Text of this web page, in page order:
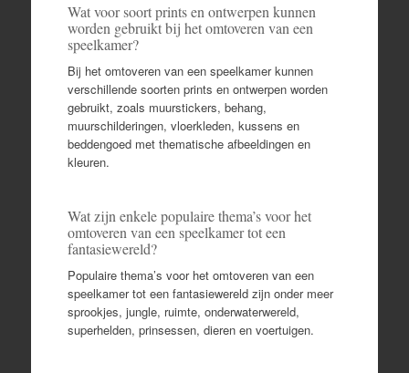
Wat voor soort prints en ontwerpen kunnen
worden gebruikt bij het omtoveren van een
speelkamer?
Bij het omtoveren van een speelkamer kunnen
verschillende soorten prints en ontwerpen worden
gebruikt, zoals muurstickers, behang,
muurschilderingen, vloerkleden, kussens en
beddengoed met thematische afbeeldingen en
kleuren.
Wat zijn enkele populaire thema’s voor het
omtoveren van een speelkamer tot een
fantasiewereld?
Populaire thema’s voor het omtoveren van een
speelkamer tot een fantasiewereld zijn onder meer
sprookjes, jungle, ruimte, onderwaterwereld,
superhelden, prinsessen, dieren en voertuigen.